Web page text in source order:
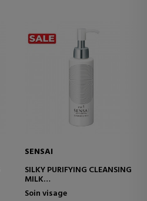
SENSAI
SILKY PURIFYING CLEANSING
MILK
TRAITEMENT NETTOYANT
Soin visage